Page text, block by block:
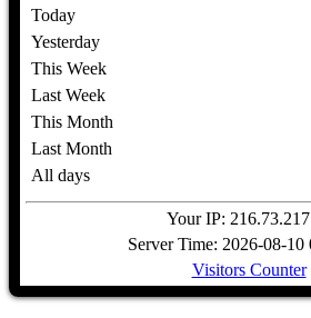
Today
Yesterday
This Week
Last Week
This Month
Last Month
All days
Your IP:
Server Time: 2026-08-10
Visitors Counter